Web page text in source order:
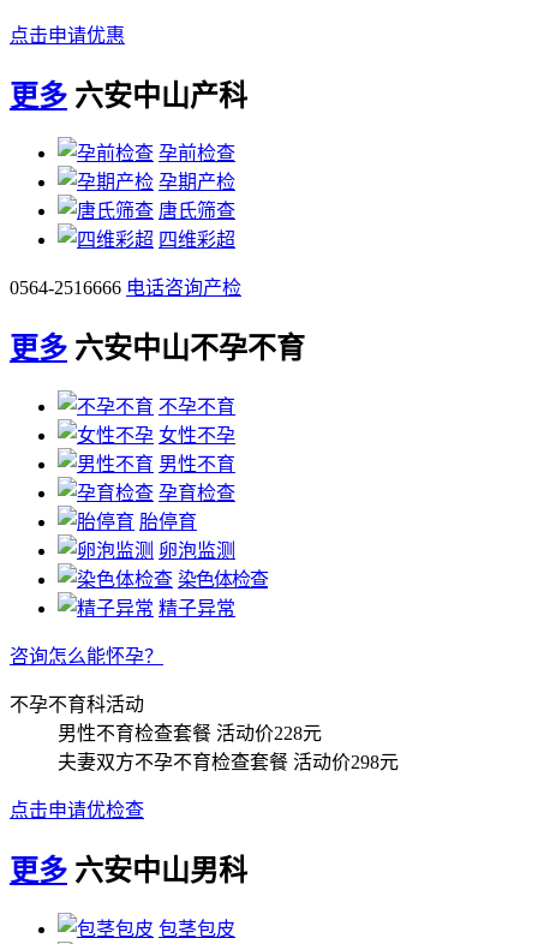
点击申请优惠
更多 六安中山产科
孕前检查
孕期产检
唐氏筛查
四维彩超
0564-2516666 电话咨询产检
更多 六安中山不孕不育
不孕不育
女性不孕
男性不育
孕育检查
胎停育
卵泡监测
染色体检查
精子异常
咨询怎么能怀孕？
不孕不育科活动
男性不育检查套餐 活动价228元
夫妻双方不孕不育检查套餐 活动价298元
点击申请优检查
更多 六安中山男科
包茎包皮